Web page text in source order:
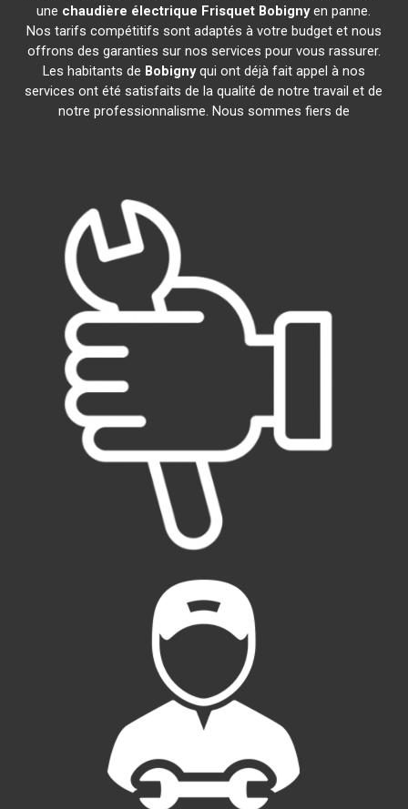
une chaudière électrique Frisquet Bobignyen panne.
Nos tarifs compétitifs sont adaptés à votre budget et nous
offrons des garanties sur nos services pour vous rassurer.
Les habitants de Bobignyqui ont déjà fait appel à nos
services ont été satisfaits de la qualité de notre travail et de
notre professionnalisme. Nous sommes fiers de